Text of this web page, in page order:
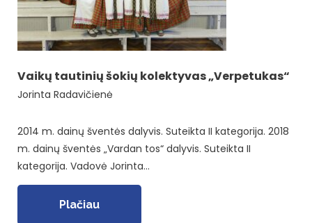
Vaikų tautinių šokių kolektyvas „Verpetukas“
Jorinta Radavičienė
2014 m. dainų šventės dalyvis. Suteikta II kategorija. 2018
m. dainų šventės „Vardan tos“ dalyvis. Suteikta II
kategorija. Vadovė Jorinta…
Plačiau